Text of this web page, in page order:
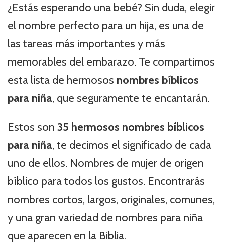
¿Estás esperando una bebé? Sin duda, elegir
el nombre perfecto para un hija, es una de
las tareas más importantes y más
memorables del embarazo. Te compartimos
esta lista de hermosos nombres bíblicos
para niña, que seguramente te encantarán.
Estos son 35 hermosos nombres bíblicos
para niña, te decimos el significado de cada
uno de ellos. Nombres de mujer de origen
bíblico para todos los gustos. Encontrarás
nombres cortos, largos, originales, comunes,
y una gran variedad de nombres para niña
que aparecen en la Biblia.